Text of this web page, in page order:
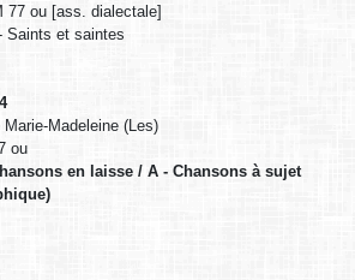
77 ou [ass. dialectale]
Saints et saintes
Madeleine (Les)
ou
en laisse / A - Chansons à sujet